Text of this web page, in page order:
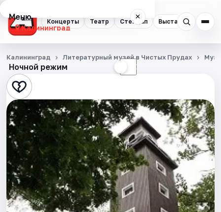
Концерты Театр Стендап Выставки
Меню ×
Калининград
Концерты
Театр
Стендап
Выставки
Экскурсии
Спорт
События
Ночной режим ☾
Калининград Литературный музей в Чистых Прудах